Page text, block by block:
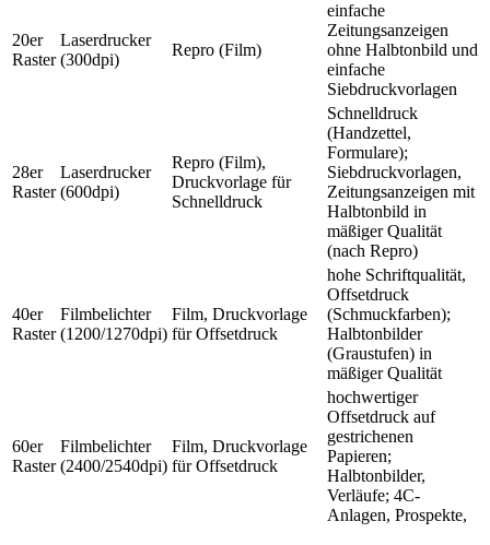
20er
Raster
Laserdrucker
(300dpi)
Repro (Film)
einfache
Zeitungsanzeigen
ohne Halbtonbild und
einfache
Siebdruckvorlagen
28er
Raster
Laserdrucker
(600dpi)
Repro (Film),
Druckvorlage für
Schnelldruck
Schnelldruck
(Handzettel,
Formulare);
Siebdruckvorlagen,
Zeitungsanzeigen mit
Halbtonbild in
mäßiger Qualität
(nach Repro)
40er
Raster
Filmbelichter
(1200/1270dpi)
Film, Druckvorlage
für Offsetdruck
hohe Schriftqualität,
Offsetdruck
(Schmuckfarben);
Halbtonbilder
(Graustufen) in
mäßiger Qualität
60er
Raster
Filmbelichter
(2400/2540dpi)
Film, Druckvorlage
für Offsetdruck
hochwertiger
Offsetdruck auf
gestrichenen
Papieren;
Halbtonbilder,
Verläufe; 4C-
Anlagen, Prospekte,